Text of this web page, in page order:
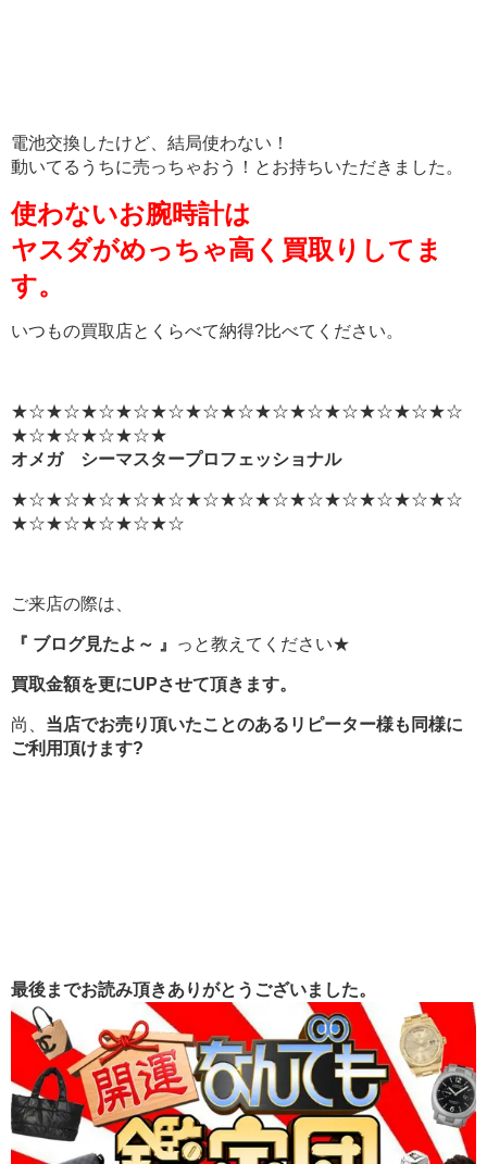
電池交換したけど、結局使わない！
動いてるうちに売っちゃおう！とお持ちいただきました。
使わないお腕時計は
ヤスダがめっちゃ高く買取りしてま
す。
いつもの買取店とくらべて納得?比べてください。
★☆★☆★☆★☆★☆★☆★☆★☆★☆★☆★☆★☆★☆
★☆★☆★☆★☆★
オメガ シーマスタープロフェッショナル
★☆★☆★☆★☆★☆★☆★☆★☆★☆★☆★☆★☆★☆
★☆★☆★☆★☆★☆
ご来店の際は、
『 ブログ見たよ～ 』 っと教えてください★
買取金額を更にUPさせて頂きます。
尚、 当店でお売り頂いたことのあるリピーター様も同様に
ご利用頂けます?
最後までお読み頂きありがとうございました。